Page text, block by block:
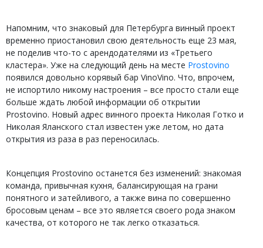
Напомним, что знаковый для Петербурга винный проект
временно приостановил свою деятельность еще 23 мая,
не поделив что-то с арендодателями из «Третьего
кластера». Уже на следующий день на месте Prostovino
появился довольно корявый бар VinoVino. Что, впрочем,
не испортило никому настроения – все просто стали еще
больше ждать любой информации об открытии
Prostovino. Новый адрес винного проекта Николая Готко и
Николая Яланского стал известен уже летом, но дата
открытия из раза в раз переносилась.
Концепция Prostovino останется без изменений: знакомая
команда, привычная кухня, балансирующая на грани
понятного и затейливого, а также вина по совершенно
бросовым ценам – все это является своего рода знаком
качества, от которого не так легко отказаться.